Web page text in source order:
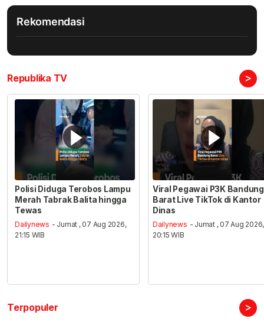
Rekomendasi
Republika TV >
Polisi Diduga Terobos Lampu
Merah Tabrak Balita hingga
Tewas
Dailynews - Jumat , 07 Aug 2026,
21:15 WIB
Viral Pegawai P3K Bandung
Barat Live TikTok di Kantor
Dinas
Dailynews - Jumat , 07 Aug 2026,
20:15 WIB
Terpopuler >